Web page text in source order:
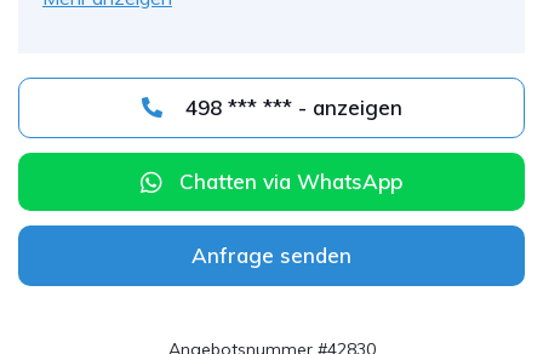
498 *** *** - anzeigen
Chatten via WhatsApp
Anfrage senden
Angebotsnummer #42830